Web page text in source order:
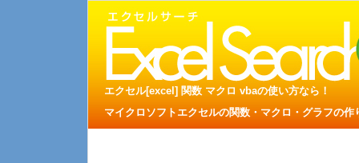
エクセル[excel] 関数 マクロ vbaの使い方なら！
マイクロソフトエクセルの関数・マクロ・グラフの